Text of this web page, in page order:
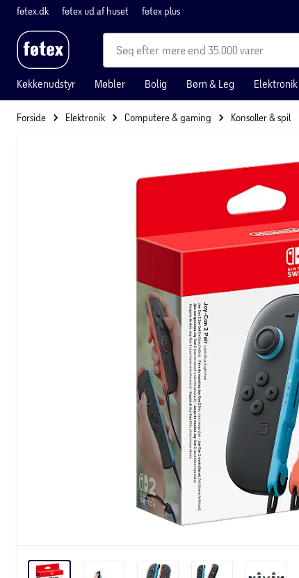
føtex.dk føtex ud af huset føtex plus
mere end 35.000 varer
Køkkenudstyr Møbler Bolig Børn & Leg Elektronik
Forside Elektronik Computere & gaming Konsoller & spil